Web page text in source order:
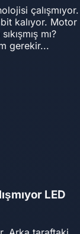
çalışmıyor.
kalıyor. Motor
mı?
gerekir...
LED